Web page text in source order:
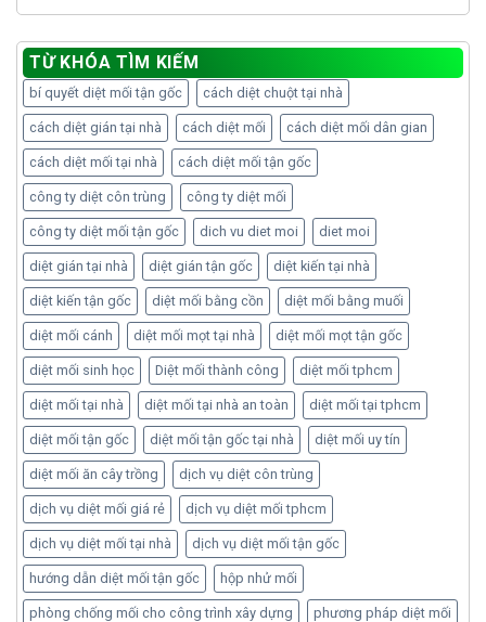
TỪ KHÓA TÌM KIẾM
bí quyết diệt mối tận gốc cách diệt chuột tại nhà
cách diệt gián tại nhà cách diệt mối cách diệt mối dân gian
cách diệt mối tại nhà cách diệt mối tận gốc
công ty diệt côn trùng công ty diệt mối
công ty diệt mối tận gốc dich vu diet moi diet moi
diệt gián tại nhà diệt gián tận gốc diệt kiến tại nhà
diệt kiến tận gốc diệt mối bằng cồn diệt mối bằng muối
diệt mối cánh diệt mối mọt tại nhà diệt mối mọt tận gốc
diệt mối sinh học Diệt mối thành công diệt mối tphcm
diệt mối tại nhà diệt mối tại nhà an toàn diệt mối tại tphcm
diệt mối tận gốc diệt mối tận gốc tại nhà diệt mối uy tín
diệt mối ăn cây trồng dịch vụ diệt côn trùng
dịch vụ diệt mối giá rẻ dịch vụ diệt mối tphcm
dịch vụ diệt mối tại nhà dịch vụ diệt mối tận gốc
hướng dẫn diệt mối tận gốc hộp nhử mối
phòng chống mối cho công trình xây dựng phương pháp diệt mối